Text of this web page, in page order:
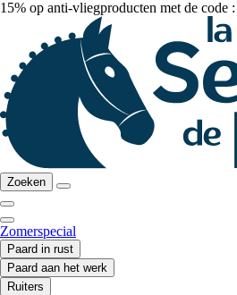
15% op anti-vliegproducten met de code :
Zoeken
Zomerspecial
Paard in rust
Paard aan het werk
Ruiters